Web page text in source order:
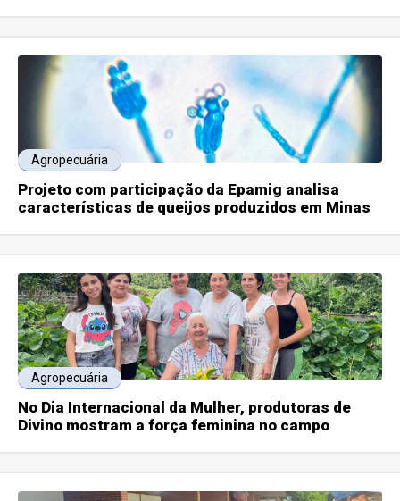
Agropecuária
Projeto com participação da Epamig analisa
características de queijos produzidos em Minas
Agropecuária
No Dia Internacional da Mulher, produtoras de
Divino mostram a força feminina no campo